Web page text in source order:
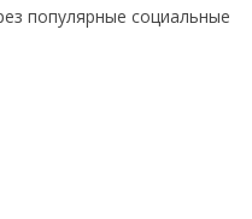
популярные социальные